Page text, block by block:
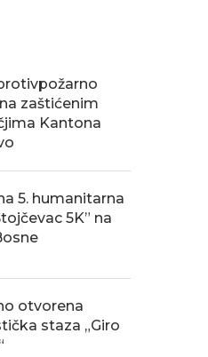
zaštićenim
Kantona
5. humanitarna
5K” na
otvorena
staza „Giro